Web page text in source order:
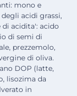
mono e
acidi grassi,
acidita': acido
di semi di
prezzemolo,
di oliva.
DOP (latte,
lisozima da
in